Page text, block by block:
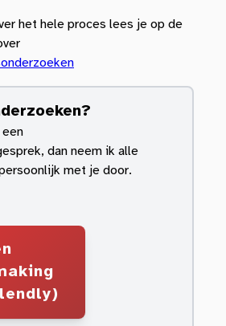
het hele proces lees je op de
een
dan neem ik alle
met je door.